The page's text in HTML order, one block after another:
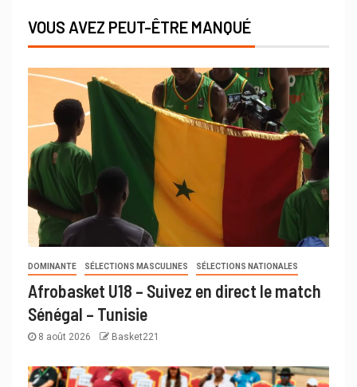
VOUS AVEZ PEUT-ÊTRE MANQUÉ
DOMINANTE SÉLECTIONS MASCULINES SÉLECTIONS NATIONALES
Afrobasket U18 – Suivez en direct le match
Sénégal – Tunisie
8 août 2026 Basket221